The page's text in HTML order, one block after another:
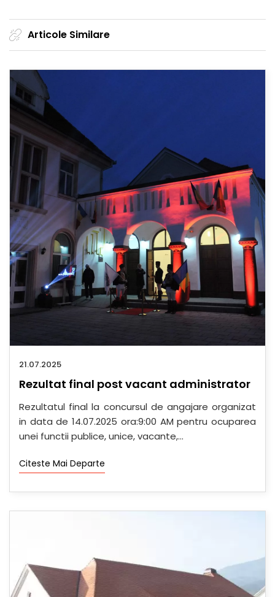
Articole Similare
21.07.2025
Rezultat final post vacant administrator
Rezultatul final la concursul de angajare organizat
in data de 14.07.2025 ora:9:00 AM pentru ocuparea
unei functii publice, unice, vacante,...
Citeste Mai Departe